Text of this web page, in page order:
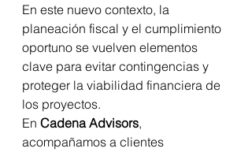
En este nuevo contexto, la
planeación fiscal y el cumplimiento
oportuno se vuelven elementos
clave para evitar contingencias y
proteger la viabilidad financiera de
los proyectos.
En Cadena Advisors,
acompañamos a clientes